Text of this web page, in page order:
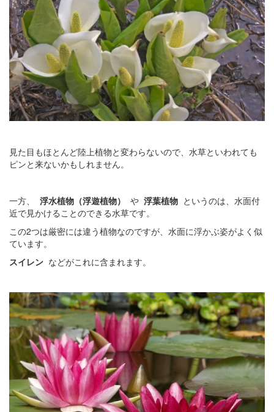
見た目もほとんど陸上植物と変わらないので、水草といわれても
ピンと来ないかもしれません。
一方、 浮水植物（浮遊植物） や 浮葉植物 というのは、水面付
近で見かけることのできる水草です。
この2つは厳密には違う植物なのですが、水面に浮かぶ姿がよく似
ています。
スイレン などがこれに含まれます。